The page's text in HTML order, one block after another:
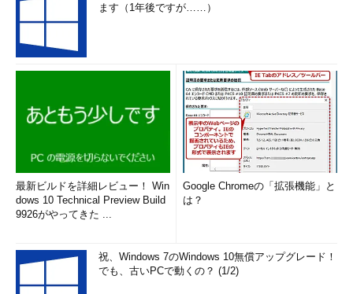
ます（1年後ですが……）
最新ビルドを詳細レビュー！ Win
dows 10 Technical Preview Build
9926がやってきた ...
Google Chromeの「拡張機能」と
は？
祝、Windows 7のWindows 10無償アップグレード！
でも、古いPCで動くの？ (1/2)